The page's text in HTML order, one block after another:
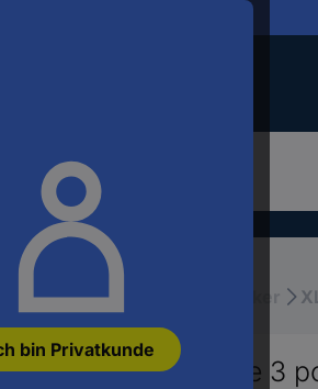
bin Privatkunde
Bühnen-, Studio- Kabel & Stecker
[1x XLR-Buchse 3